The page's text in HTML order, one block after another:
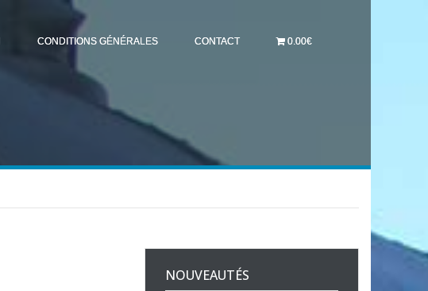
CONDITIONS GÉNÉRALES CONTACT 0.00€
NOUVEAUTÉS